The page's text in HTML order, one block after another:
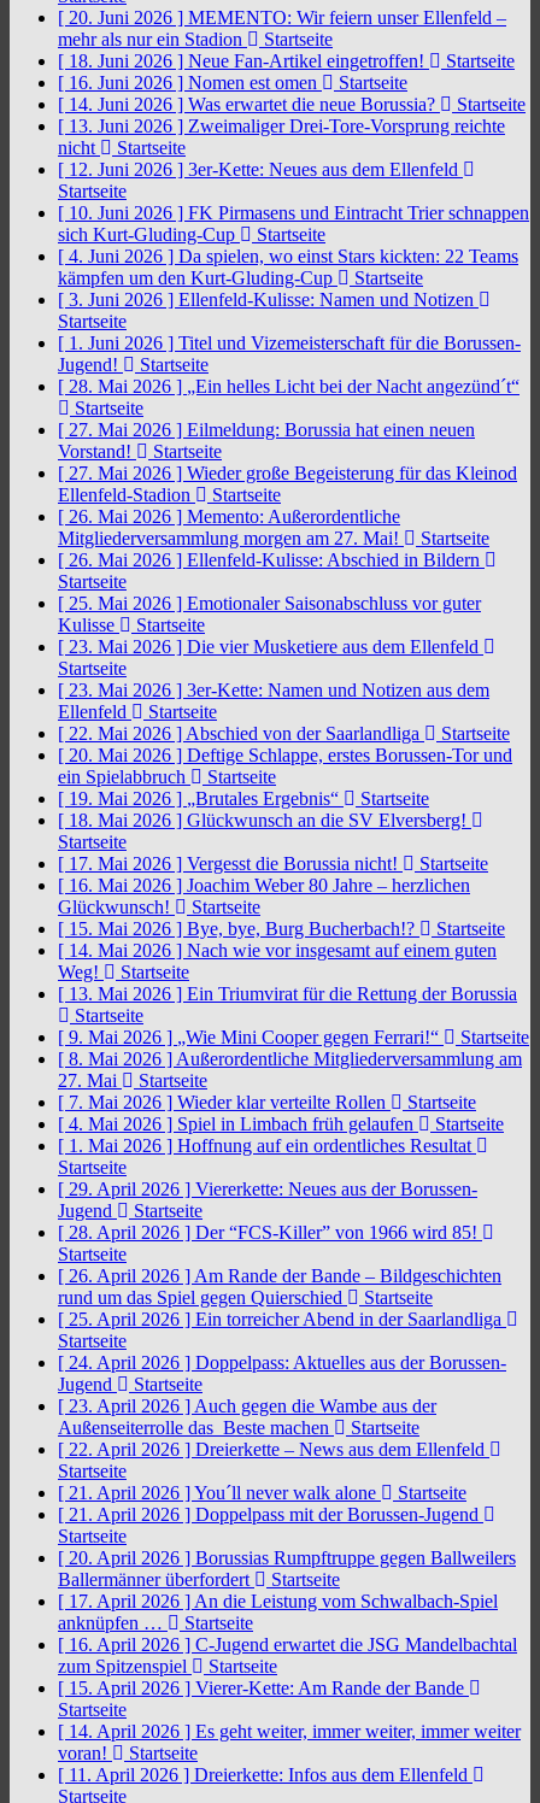
[ 20. Juni 2026 ] MEMENTO: Wir feiern unser Ellenfeld –
mehr als nur ein Stadion
Startseite
[ 18. Juni 2026 ] Neue Fan-Artikel eingetroffen!
Startseite
[ 16. Juni 2026 ] Nomen est omen
Startseite
[ 14. Juni 2026 ] Was erwartet die neue Borussia?
Startseite
[ 13. Juni 2026 ] Zweimaliger Drei-Tore-Vorsprung reichte
nicht
Startseite
[ 12. Juni 2026 ] 3er-Kette: Neues aus dem Ellenfeld
Startseite
[ 10. Juni 2026 ] FK Pirmasens und Eintracht Trier schnappen
sich Kurt-Gluding-Cup
Startseite
[ 4. Juni 2026 ] Da spielen, wo einst Stars kickten: 22 Teams
kämpfen um den Kurt-Gluding-Cup
Startseite
[ 3. Juni 2026 ] Ellenfeld-Kulisse: Namen und Notizen
Startseite
[ 1. Juni 2026 ] Titel und Vizemeisterschaft für die Borussen-
Jugend!
Startseite
[ 28. Mai 2026 ] „Ein helles Licht bei der Nacht angezünd´t“
Startseite
[ 27. Mai 2026 ] Eilmeldung: Borussia hat einen neuen
Vorstand!
Startseite
[ 27. Mai 2026 ] Wieder große Begeisterung für das Kleinod
Ellenfeld-Stadion
Startseite
[ 26. Mai 2026 ] Memento: Außerordentliche
Mitgliederversammlung morgen am 27. Mai!
Startseite
[ 26. Mai 2026 ] Ellenfeld-Kulisse: Abschied in Bildern
Startseite
[ 25. Mai 2026 ] Emotionaler Saisonabschluss vor guter
Kulisse
Startseite
[ 23. Mai 2026 ] Die vier Musketiere aus dem Ellenfeld
Startseite
[ 23. Mai 2026 ] 3er-Kette: Namen und Notizen aus dem
Ellenfeld
Startseite
[ 22. Mai 2026 ] Abschied von der Saarlandliga
Startseite
[ 20. Mai 2026 ] Deftige Schlappe, erstes Borussen-Tor und
ein Spielabbruch
Startseite
[ 19. Mai 2026 ] „Brutales Ergebnis“
Startseite
[ 18. Mai 2026 ] Glückwunsch an die SV Elversberg!
Startseite
[ 17. Mai 2026 ] Vergesst die Borussia nicht!
Startseite
[ 16. Mai 2026 ] Joachim Weber 80 Jahre – herzlichen
Glückwunsch!
Startseite
[ 15. Mai 2026 ] Bye, bye, Burg Bucherbach!?
Startseite
[ 14. Mai 2026 ] Nach wie vor insgesamt auf einem guten
Weg!
Startseite
[ 13. Mai 2026 ] Ein Triumvirat für die Rettung der Borussia
Startseite
[ 9. Mai 2026 ] „Wie Mini Cooper gegen Ferrari!“
Startseite
[ 8. Mai 2026 ] Außerordentliche Mitgliederversammlung am
27. Mai
Startseite
[ 7. Mai 2026 ] Wieder klar verteilte Rollen
Startseite
[ 4. Mai 2026 ] Spiel in Limbach früh gelaufen
Startseite
[ 1. Mai 2026 ] Hoffnung auf ein ordentliches Resultat
Startseite
[ 29. April 2026 ] Viererkette: Neues aus der Borussen-
Jugend
Startseite
[ 28. April 2026 ] Der “FCS-Killer” von 1966 wird 85!
Startseite
[ 26. April 2026 ] Am Rande der Bande – Bildgeschichten
rund um das Spiel gegen Quierschied
Startseite
[ 25. April 2026 ] Ein torreicher Abend in der Saarlandliga
Startseite
[ 24. April 2026 ] Doppelpass: Aktuelles aus der Borussen-
Jugend
Startseite
[ 23. April 2026 ] Auch gegen die Wambe aus der
Außenseiterrolle das Beste machen
Startseite
[ 22. April 2026 ] Dreierkette – News aus dem Ellenfeld
Startseite
[ 21. April 2026 ]You´ll never walk alone
Startseite
[ 21. April 2026 ] Doppelpass mit der Borussen-Jugend
Startseite
[ 20. April 2026 ] Borussias Rumpftruppe gegen Ballweilers
Ballermänner überfordert
Startseite
[ 17. April 2026 ] An die Leistung vom Schwalbach-Spiel
anknüpfen …
Startseite
[ 16. April 2026 ] C-Jugend erwartet die JSG Mandelbachtal
zum Spitzenspiel
Startseite
[ 15. April 2026 ] Vierer-Kette: Am Rande der Bande
Startseite
[ 14. April 2026 ] Es geht weiter, immer weiter, immer weiter
voran!
Startseite
[ 11. April 2026 ] Dreierkette: Infos aus dem Ellenfeld
Startseite